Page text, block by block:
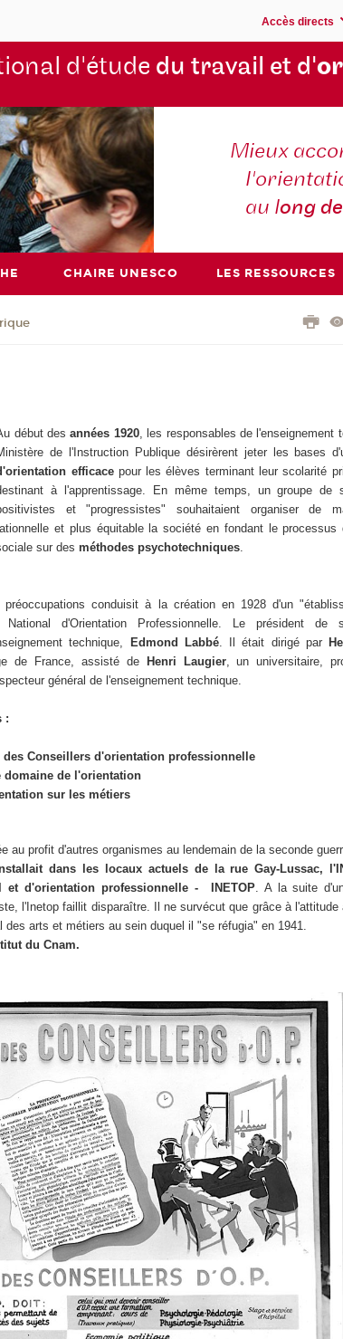
Accès directs
d'étude du travail et d'
Mieux
au long
CHAIRE UNESCO LES RESSOURCES
début desannées 1920, les responsables de l'enseignement
de l'Instruction Publique désirèrent jeter les bases
efficacepour les élèves terminant leur scolarité
à l'apprentissage. En même temps, un groupe de
et "progressistes" souhaitaient organiser de
et plus équitable la société en fondant le processus
sur desméthodes psychotechniques
conduisit à la création en 1928 d'un
National d'Orientation Professionnelle. Le président de
technique,
Edmond Labbé. Il était dirigé par
de France, assisté de
Henri Laugier, un universitaire,
général de l'enseignement technique.
:
Conseillers d'orientation professionnelle
domaine de l'orientation
sur les métiers
au profit d'autres organismes au lendemain de la seconde
dans les locaux actuels de la rue Gay-Lussac,
et d'orientation professionnelle - INETOP. A la suite
l'Inetop faillit disparaître. Il ne survécut que grâce à l'attitude
des arts et métiers au sein duquel il "se réfugia" en 1941.
du Cnam.